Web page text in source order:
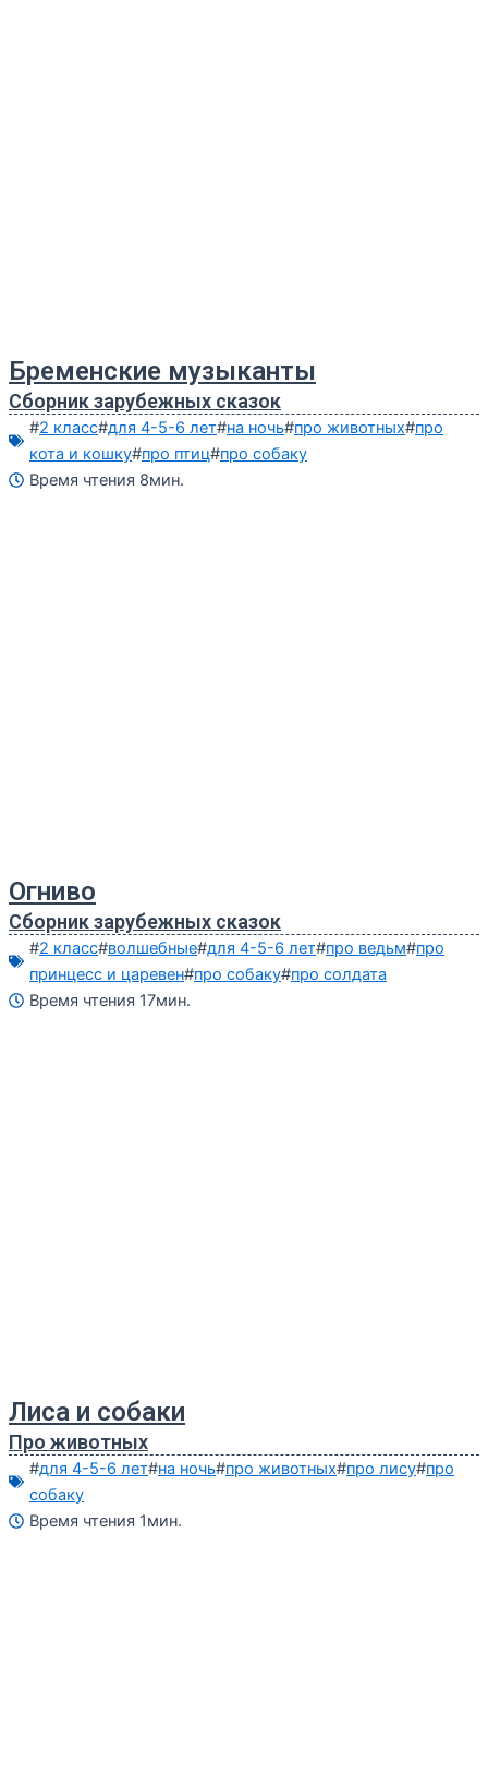
Бременские музыканты
Сборник зарубежных сказок
#2 класс#для 4-5-6 лет#на ночь#про животных#про
кота и кошку#про птиц#про собаку
Время чтения 8мин.
Огниво
Сборник зарубежных сказок
#2 класс#волшебные#для 4-5-6 лет#про ведьм#про
принцесс и царевен#про собаку#про солдата
Время чтения 17мин.
Лиса и собаки
Про животных
#для 4-5-6 лет#на ночь#про животных#про лису#про
собаку
Время чтения 1мин.